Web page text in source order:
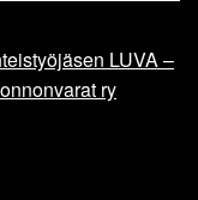
LUVA –
ry